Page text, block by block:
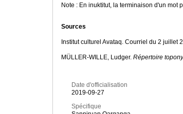
Note : En inuktitut, la terminaison d'un
Sources
Institut culturel Avataq. Courriel du 2 juillet
MÜLLER-WILLE, Ludger. Répertoire
Date d'officialisation
2019-09-27
Spécifique